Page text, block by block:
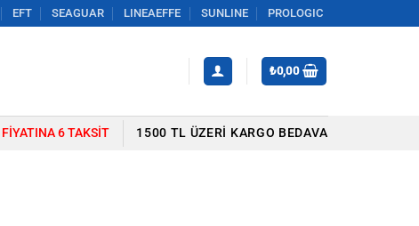
EFT SEAGUAR LINEAEFFE SUNLINE PROLOGIC
₺0,00
FIYATINA 6 TAKSIT 1500 TL ÜZERI KARGO BEDAVA